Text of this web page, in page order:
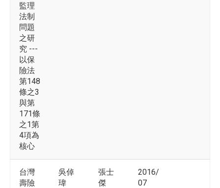
監理
法制
問題
之研
究 ---
以保
險法
第148
條之3
與第
171條
之1第
4項為
核心
台灣
壽險
吳倬
瑋
張士
傑
2016/
07